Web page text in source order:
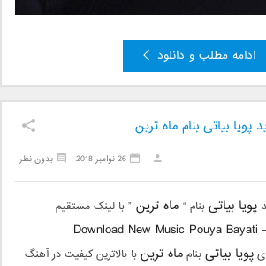
ادامه مطلب و دانلود
بیاتی بنام ماه ترین
بدون نظر 26 نوامبر 2018
پویا بیاتیبنام “ ماه ترین ” با لینک مستقیم
Download New Music Pouya Bayati
پویا بیاتیبنامماه ترینبا بالاترین کیفیت در آهنگ